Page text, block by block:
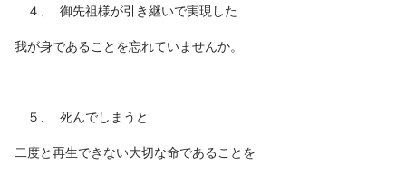
４、 御先祖様が引き継いで実現した
我が身であることを忘れていませんか。
５、 死んでしまうと
二度と再生できない大切な命であることを